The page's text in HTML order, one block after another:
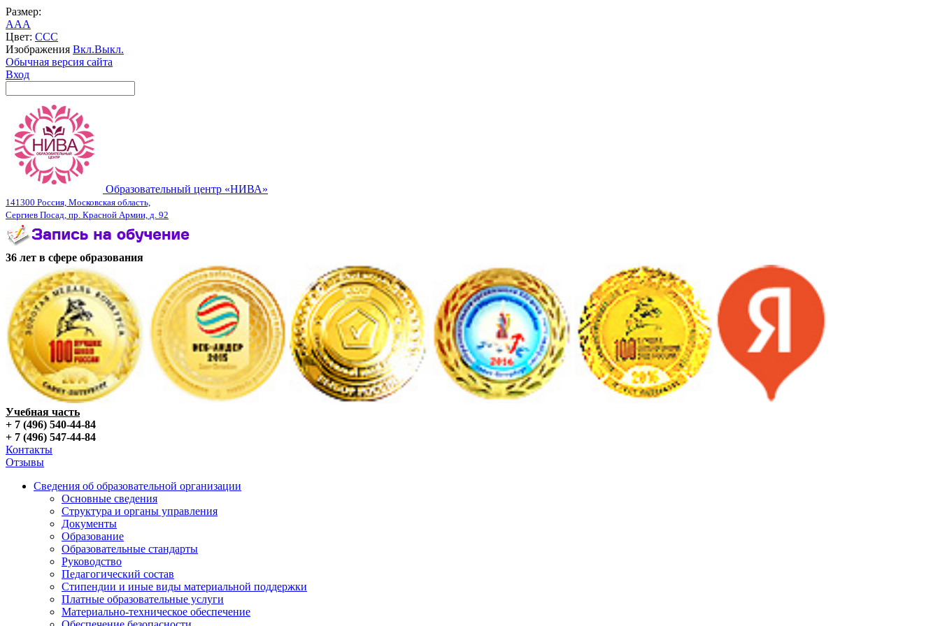
Размер:
AAA
Цвет: CCC
Изображения Вкл.Выкл.
Обычная версия сайта
Вход
Образовательный центр «НИВА»
141300 Россия, Московская область,
Сергиев Посад, пр. Красной Армии, д. 92
36 лет в сфере образования
Учебная часть
+ 7 (496) 540-44-84
+ 7 (496) 547-44-84
Контакты
Отзывы
Сведения об образовательной организации
Основные сведения
Структура и органы управления
Документы
Образование
Образовательные стандарты
Руководство
Педагогический состав
Стипендии и иные виды материальной поддержки
Платные образовательные услуги
Материально-техническое обеспечение